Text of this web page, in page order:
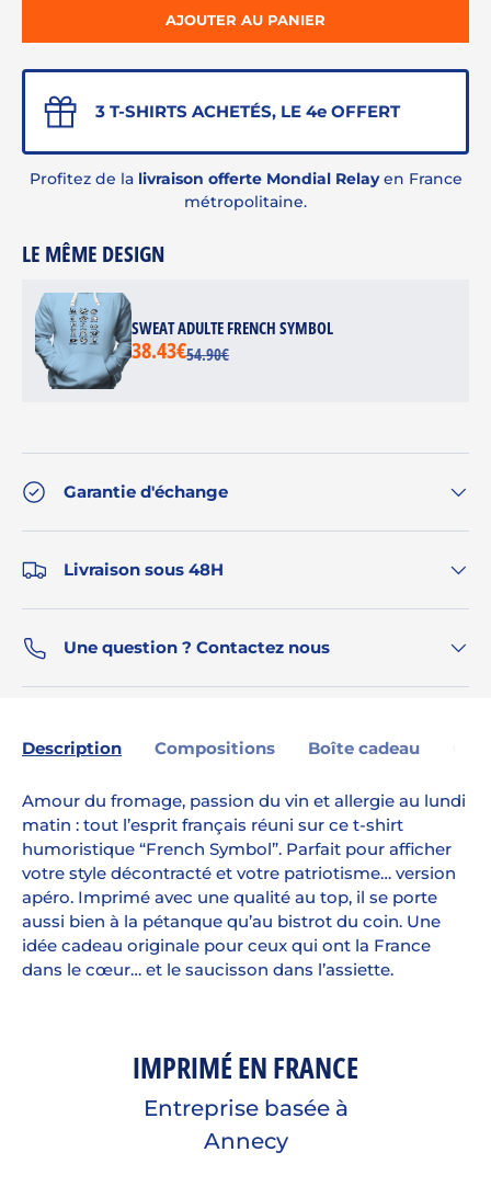
AJOUTER AU PANIER
3 T-SHIRTS ACHETÉS, LE 4e OFFERT
Profitez de la livraison offerte Mondial Relayen France
métropolitaine.
LE MÊME DESIGN
SWEAT ADULTE FRENCH SYMBOL
54.90€
38.43€
Garantie d'échange
Livraison sous 48H
Une question ? Contactez nous
Description Compositions Boîte cadeau
Amour du fromage, passion du vin et allergie au lundi
matin : tout l’esprit français réuni sur ce t-shirt
humoristique “French Symbol”. Parfait pour afficher
votre style décontracté et votre patriotisme… version
apéro. Imprimé avec une qualité au top, il se porte
aussi bien à la pétanque qu’au bistrot du coin. Une
idée cadeau originale pour ceux qui ont la France
dans le cœur… et le saucisson dans l’assiette.
IMPRIMÉ EN FRANCE
Entreprise basée à
Annecy